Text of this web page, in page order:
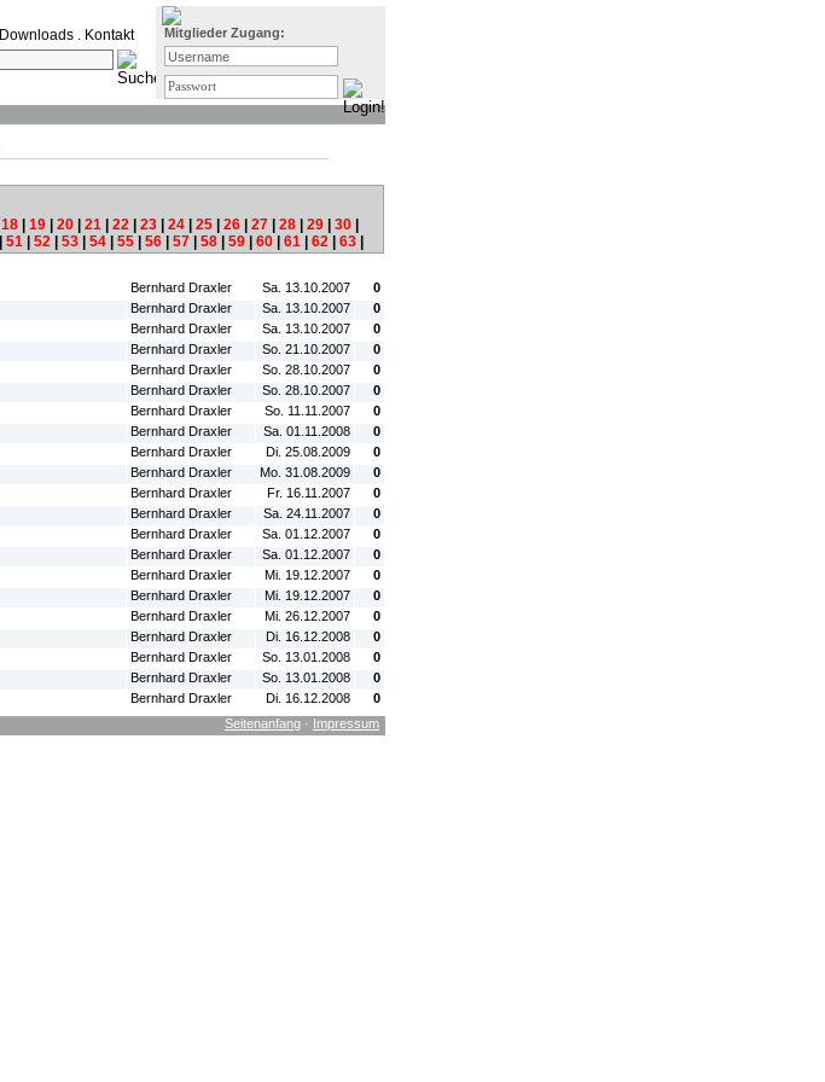
Downloads . Kontakt Mitglieder Zugang:
18 19 20 21 22 23 24 25 26 27 28 29 30
51 52 53 54 55 56 57 58 59 60 61 62 63
Bernhard Draxler Sa. 13.10.2007
0
Bernhard Draxler Sa. 13.10.2007
0
Bernhard Draxler Sa. 13.10.2007
0
Bernhard Draxler So. 21.10.2007
0
Bernhard Draxler So. 28.10.2007
0
Bernhard Draxler So. 28.10.2007
0
Bernhard Draxler So. 11.11.2007
0
Bernhard Draxler Sa. 01.11.2008
0
Bernhard Draxler Di. 25.08.2009
0
Bernhard Draxler Mo. 31.08.2009
0
Bernhard Draxler Fr. 16.11.2007
0
Bernhard Draxler Sa. 24.11.2007
0
Bernhard Draxler Sa. 01.12.2007
0
Bernhard Draxler Sa. 01.12.2007
0
Bernhard Draxler Mi. 19.12.2007
0
Bernhard Draxler Mi. 19.12.2007
0
Bernhard Draxler Mi. 26.12.2007
0
Bernhard Draxler Di. 16.12.2008
0
Bernhard Draxler So. 13.01.2008
0
Bernhard Draxler So. 13.01.2008
0
Bernhard Draxler Di. 16.12.2008
0
Seitenanfang · Impressum